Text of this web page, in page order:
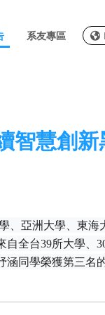
系友專區
智慧創新
、亞洲大學、東海
⾃全台39所⼤學、
同學榮獲第三名